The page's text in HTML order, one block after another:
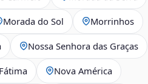
Morada do Sol Morrinhos
Nossa Senhora das Graças
Nova América